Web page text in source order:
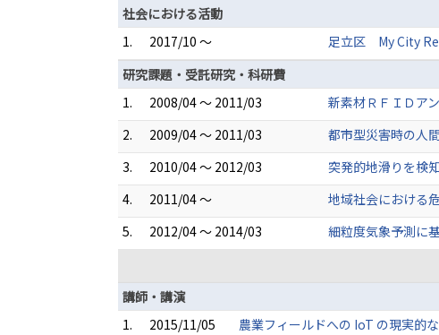
社会における活動
1.
2017/10 ～
足立区 My City
研究課題・受託研究・科研費
1.
2008/04 ～ 2011/03
新素材ＲＦＩＤア
2.
2009/04 ～ 2011/03
都市型災害時の人
3.
2010/04 ～ 2012/03
突発的地滑りを検
4.
2011/04 ～
地域社会における
5.
2012/04 ～ 2014/03
細粒度気象予測に
講師・講演
1.
2015/11/05 農業フィールドへの IoT の現実的